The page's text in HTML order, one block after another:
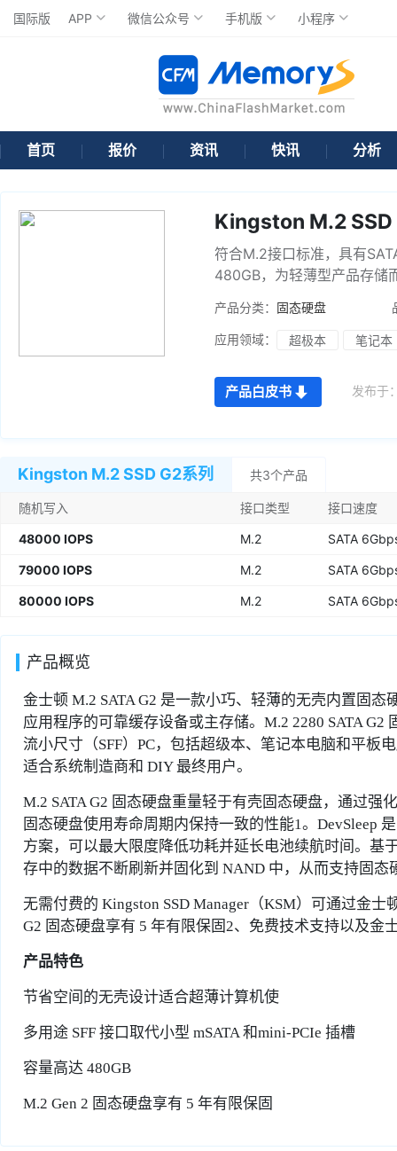
国际版 APP 微信公众号 手机版 小程序
首页 报价 资讯 快讯 分析
Kingston M.2 SSD
符合M.2接口标准，具有
480GB，为轻薄型产品存储
产品分类： 固态硬盘
应用领域： 超极本 笔记本
产品白皮书 发布于
Kingston M.2 SSD G2系列 共3个产品
随机写入 接口类型 接口速度
48000 IOPS M.2 SATA
79000 IOPS M.2 SATA
80000 IOPS M.2 SATA
产品概览
金士顿 M.2 SATA G2 是一款小巧、轻薄的无壳内置固
应用程序的可靠缓存设备或主存储。M.2 2280 SATA
流小尺寸（SFF）PC，包括超级本、笔记本电脑和平板
适合系统制造商和 DIY 最终用户。
M.2 SATA G2 固态硬盘重量轻于有壳固态硬盘，通过
固态硬盘使用寿命周期内保持一致的性能1。DevSleep
方案，可以最大限度降低功耗并延长电池续航时间。基
存中的数据不断刷新并固化到 NAND 中，从而支持固
无需付费的 Kingston SSD Manager（KSM）可通过金
G2 固态硬盘享有 5 年有限保固2、免费技术支持以及金
产品特色
节省空间的无壳设计适合超薄计算机使
多用途 SFF 接口取代小型 mSATA 和mini-PCIe 插槽
容量高达 480GB
M.2 Gen 2 固态硬盘享有 5 年有限保固